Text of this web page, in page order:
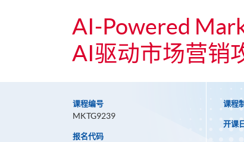
AI-Powered
AI驱动市场营销
课程编号
MKTG9239
报名代码
课程
开课